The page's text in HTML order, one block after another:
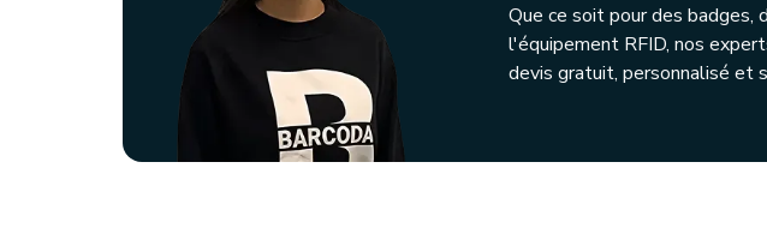
Que ce soit pour des badges,
l'équipement RFID, nos
devis gratuit, personnalisé et